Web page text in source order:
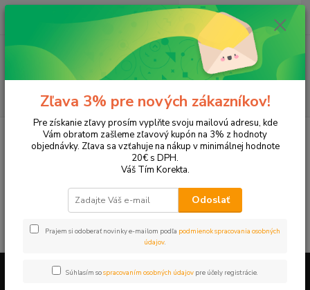
Hľadať
ks
za 0,00 EUR
Tonery a náplne do tlačiarní LEXMARK Z730
V tejto kategórii nebol nájdený žiadny tovar.
Zľava 3% pre nových zákazníkov!
Pre získanie zľavy prosím vyplňte svoju mailovú adresu, kde
Vám obratom zašleme zľavový kupón na 3% z hodnoty
objednávky. Zľava sa vzťahuje na nákup v minimálnej hodnote
20€ s DPH.
Váš Tím Korekta.
Odoslať
Prajem si odoberať novinky e-mailom podľa podmienok spracovania osobných
údajov.
Súhlasím sospracovaním osobných údajov pre účely registrácie.